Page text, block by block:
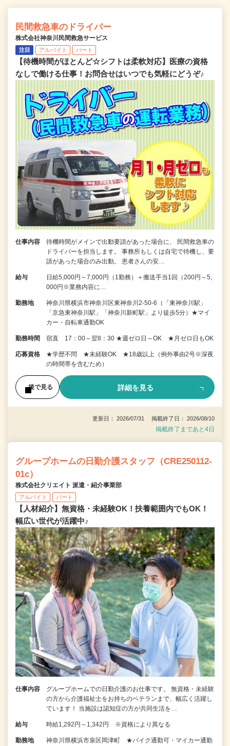
民間救急車のドライバー
株式会社神奈川民間救急サービス
注目 アルバイト パート
【待機時間がほとんど☆シフトは柔軟対応】医療の資格
なしで働ける仕事！お問合せはいつでも気軽にどうぞ♪
仕事内容
待機時間がメインで出動要請があった場合に、 民間救急車の
ドライバーを担当します。 事務所もしくは自宅で待機し、要
請があった場合のみ出動。 患者さんの安…
給与
日給5,000円～7,000円（1勤務）＋搬送手当1回（200円～5,
000円※業務内容に…
勤務地
神奈川県横浜市神奈川区東神奈川2-50-6（「東神奈川駅」
「京急東神奈川駅」「神奈川新町駅」より徒歩5分）★マイ
カー・自転車通勤OK
勤務時間 宿直 17：00～翌8：30 ★週ゼロ日～OK ★月ゼロ日もOK
応募資格
★学歴不問 ★未経験OK ★18歳以上（例外事由2号※深夜
の時間帯を含むため）
後で見る 詳細を見る
更新日： 2026/07/31 掲載終了日： 2026/08/10
掲載終了まであと4日
グループホームの日勤介護スタッフ（CRE250112-
01c）
株式会社クリエイト 派遣・紹介事業部
アルバイト パート
【人材紹介】無資格・未経験OK！扶養範囲内でもOK！
幅広い世代が活躍中♪
仕事内容
グループホームでの日勤介護のお仕事です。 無資格・未経験
の方から介護福祉士をお持ちのベテランまで、幅広く活躍し
ています！ 当施設は認知症の方が共同生活を…
給与 時給1,292円～1,342円 ※資格により異なる
勤務地
神奈川県横浜市泉区岡津町 ★バイク通勤可・マイカー通勤